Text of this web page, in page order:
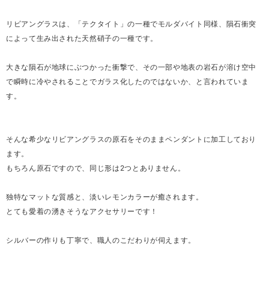
リビアングラスは、「テクタイト」の一種でモルダバイト同様、隕石衝突
によって生み出された天然硝子の一種です。
大きな隕石が地球にぶつかった衝撃で、その一部や地表の岩石が溶け空中
で瞬時に冷やされることでガラス化したのではないか、と言われていま
す。
そんな希少なリビアングラスの原石をそのままペンダントに加工しており
ます。
もちろん原石ですので、同じ形は2つとありません。
独特なマットな質感と、淡いレモンカラーが癒されます。
とても愛着の湧きそうなアクセサリーです！
シルバーの作りも丁寧で、職人のこだわりが伺えます。